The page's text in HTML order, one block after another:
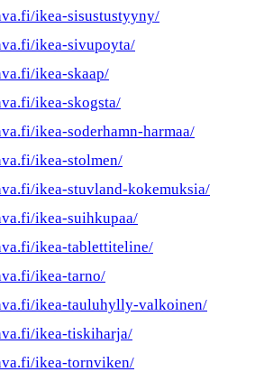
ikea-sisustustyyny/
ikea-sivupoyta/
ikea-skaap/
ikea-skogsta/
ikea-soderhamn-harmaa/
ikea-stolmen/
ikea-stuvland-kokemuksia/
ikea-suihkupaa/
ikea-tablettiteline/
ikea-tarno/
ikea-tauluhylly-valkoinen/
ikea-tiskiharja/
ikea-tornviken/